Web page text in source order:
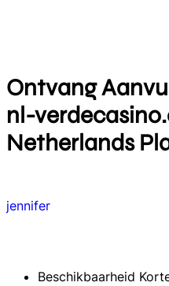
Ontvang
nl-
Netherlands
jennifer
Beschikbaarheid